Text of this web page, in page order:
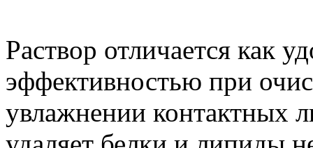
Раствор отличается как
эффективностью при
увлажнении контактных